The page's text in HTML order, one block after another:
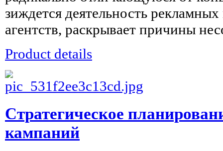
зиждется деятельность
агентств, раскрывает причины
Product details
Стратегическое
кампаний